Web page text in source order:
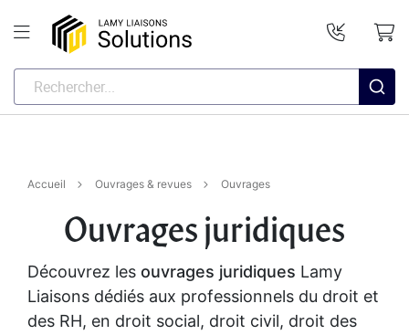
Accueil Ouvrages & revues Ouvrages
Ouvrages juridiques
Découvrez les ouvrages juridiques Lamy
Liaisons dédiés aux professionnels du droit et
des RH, en droit social, droit civil, droit des